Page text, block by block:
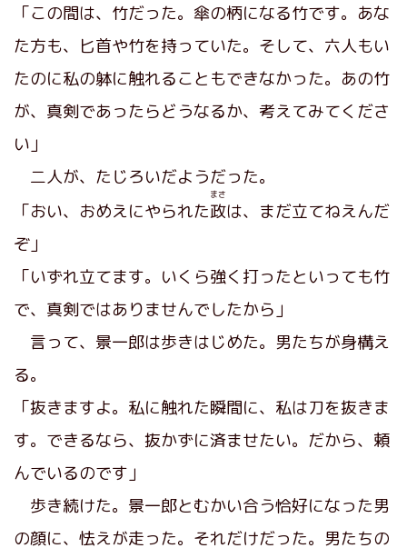
「この間は、竹だった。傘の柄になる竹です。あな
た方も、匕首や竹を持っていた。そして、六人もい
たのに私の躰に触れることもできなかった。あの竹
が、真剣であったらどうなるか、考えてみてくださ
い」
二人が、たじろいだようだった。
「おい、おめえにやられた政
まさ
は、まだ立てねえんだ
ぞ」
「いずれ立てます。いくら強く打ったといっても竹
で、真剣ではありませんでしたから」
言って、景一郎は歩きはじめた。男たちが身構え
る。
「抜きますよ。私に触れた瞬間に、私は刀を抜きま
す。できるなら、抜かずに済ませたい。だから、頼
んでいるのです」
歩き続けた。景一郎とむかい合う恰好になった男
の顔に、怯えが走った。それだけだった。男たちの